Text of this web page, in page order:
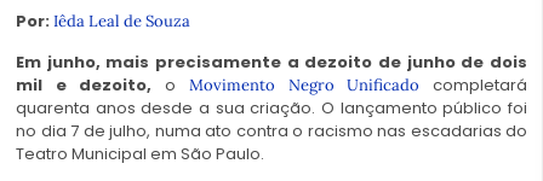
Por: Iêda Leal de Souza
Em junho, mais precisamente a dezoito de junho de dois
mil e dezoito, o Movimento Negro Unificado
completará
quarenta anos desde a sua criação. O lançamento público foi
no dia 7 de julho, numa ato contra o racismo nas escadarias do
Teatro Municipal em São Paulo.